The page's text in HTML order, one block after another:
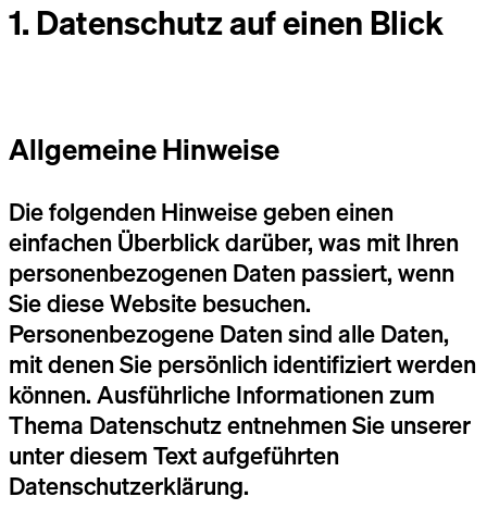
1. Datenschutz auf einen Blick
Allgemeine Hinweise
Die folgenden Hinweise geben einen
einfachen Überblick darüber, was mit Ihren
personenbezogenen Daten passiert, wenn
Sie diese Website besuchen.
Personenbezogene Daten sind alle Daten,
mit denen Sie persönlich identifiziert werden
können. Ausführliche Informationen zum
Thema Datenschutz entnehmen Sie unserer
unter diesem Text aufgeführten
Datenschutzerklärung.